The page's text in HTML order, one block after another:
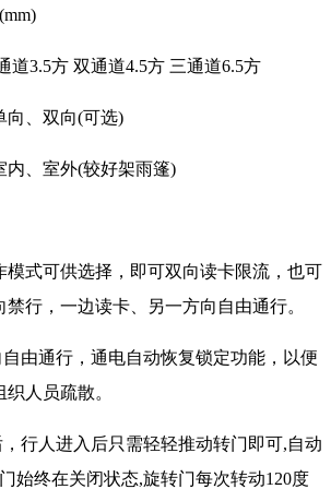
方 双通道4.5方 三通道6.5方
、双向(可选)
、室外(较好架雨篷)
式可供选择，即可双向读卡限流，也可
行，一边读卡、另一方向自由通行。
通行，通电自动恢复锁定功能，以便
人员疏散。
人进入后只需轻轻推动转门即可,自动
始终在关闭状态,旋转门每次转动120度